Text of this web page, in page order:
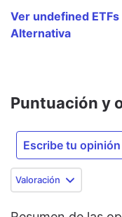
Ver undefined
Alternativa
Puntuación y
Escribe tu opinión
Valoración